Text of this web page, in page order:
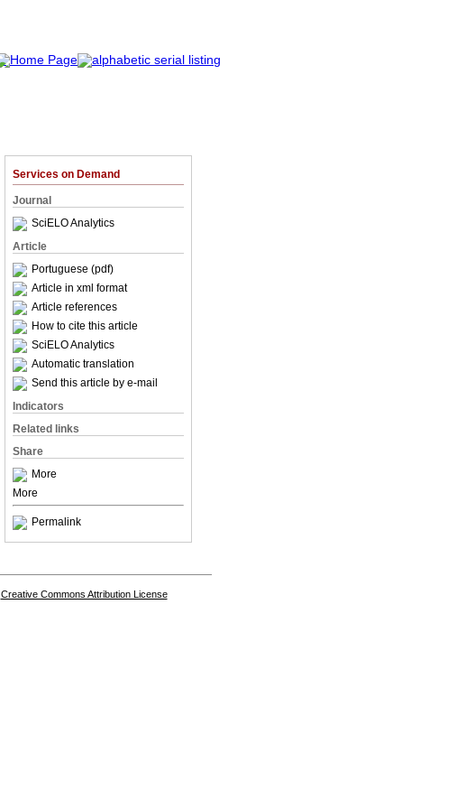
Services on Demand
Journal
SciELO Analytics
Article
Portuguese (pdf)
Article in xml format
Article references
How to cite this article
SciELO Analytics
Automatic translation
Send this article by e-mail
Indicators
Related links
Share
More
More
Permalink
Creative Commons Attribution License